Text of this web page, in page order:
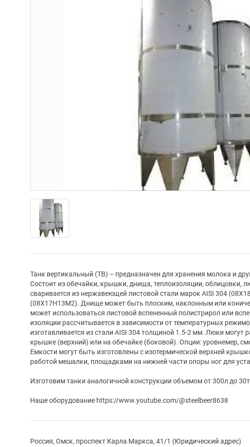
Танк вертикальный (ТВ) – предназначен для хранения молока и
Состоит из обечайки, крышки, днища, теплоизоляции, облицовки,
сваривается из нержавеющей листовой стали марок AISI 304
(08Х17Н13М2). Днище может быть плоским, наклонным или
может использоваться листовой вспененный полистрирол или
изоляции рассчитывается в зависимости от температурных
изготавливается из стали AISI 304 толщиной 1.5-2 мм. Люки могут
крышке (верхний) или на обечайке (боковой). Опции: уровнемер,
Емкости могут быть изготовлены с изотермической верхней
работой мешалки, площадками на нижней части опоры ног для
Изготовим танки аналогичной конструкции объемом от 300л до
Наше оборудование https://www.youtube.com/@steelbeer8638
Россия, Омск, проспект Карла Маркса, 41/1 (Юридический адрес)